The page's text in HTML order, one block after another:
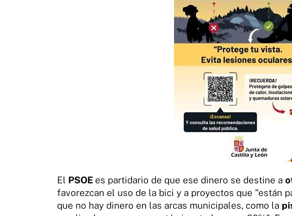
El PSOE es partidario de que ese dinero se destine a
favorezcan el uso de la bici y a proyectos que "están
que no hay dinero en las arcas municipales, como la